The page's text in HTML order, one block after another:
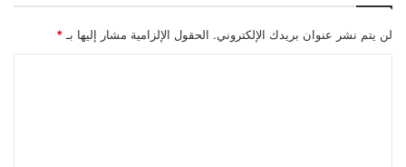
لن يتم نشر عنوان بريدك الإلكتروني. الحقول الإلزامية مشار إليها بـ *